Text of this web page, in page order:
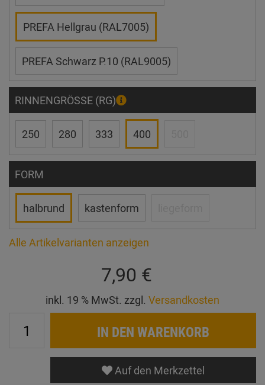
PREFA Hellgrau (RAL7005)
PREFA Schwarz P.10 (RAL9005)
RINNENGRÖSSE (RG)
250 280 333 400
FORM
halbrund kastenform
Alle Artikelvarianten anzeigen
7,90 €
inkl. 19 % MwSt. zzgl. Versandkosten
IN DEN WARENKORB
Auf den Merkzettel